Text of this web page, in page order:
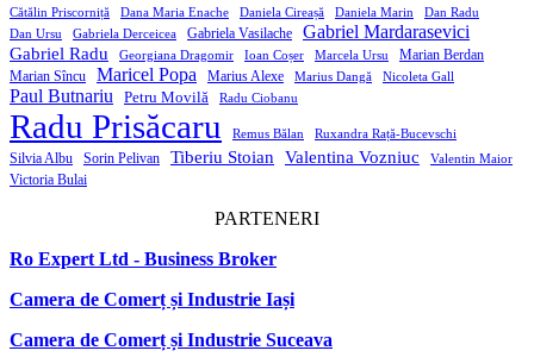
Cătălin Priscorniță
Dana Maria Enache Daniela Cireașă Daniela Marin
Dan Radu
Dan Ursu
Gabriela Derceicea Gabriela Vasilache Gabriel Mardarasevici
Gabriel Radu Georgiana Dragomir Ioan Coșer Marcela Ursu
Marian Berdan
Marian Sîncu
Maricel Popa Marius Alexe Marius Dangă Nicoleta Gall
Paul Butnariu Petru Movilă Radu Ciobanu
Radu Prisăcaru Remus Bălan Ruxandra Rață-Bucevschi
Silvia Albu Sorin Pelivan Tiberiu Stoian Valentina Vozniuc Valentin Maior
Victoria Bulai
PARTENERI
Ro Expert Ltd - Business Broker
Camera de Comerț și Industrie Iași
Camera de Comerț și Industrie Suceava